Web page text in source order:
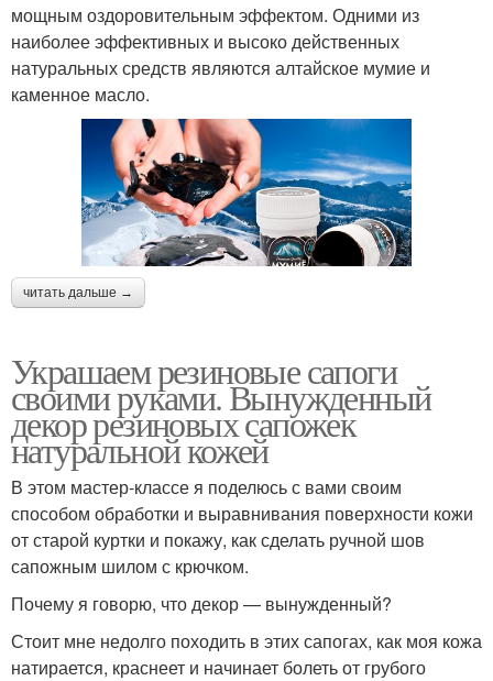
мощным оздоровительным эффектом. Одними из
наиболее эффективных и высоко действенных
натуральных средств являются алтайское мумие и
каменное масло.
читать дальше →
Украшаем резиновые сапоги
своими руками. Вынужденный
декор резиновых сапожек
натуральной кожей
В этом мастер-классе я поделюсь с вами своим
способом обработки и выравнивания поверхности кожи
от старой куртки и покажу, как сделать ручной шов
сапожным шилом с крючком.
Почему я говорю, что декор — вынужденный?
Стоит мне недолго походить в этих сапогах, как моя кожа
натирается, краснеет и начинает болеть от грубого